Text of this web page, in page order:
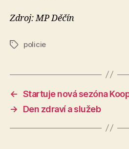
Zdroj: MP Děčín
Štítkypolicie
← Startuje nová sezóna
→
Den zdraví a služeb